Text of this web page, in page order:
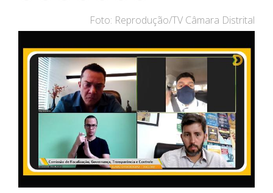
Foto: Reprodução/TV Câmara Distrital